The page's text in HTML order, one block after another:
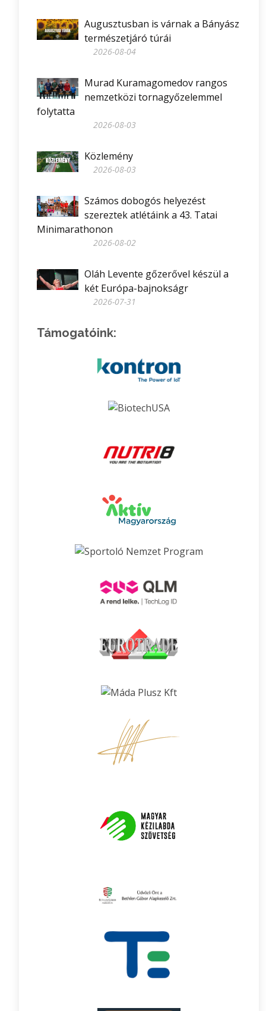
Augusztusban is várnak a Bányász
természetjáró túrái
2026-08-04
Murad Kuramagomedov rangos
nemzetközi tornagyőzelemmel
folytatta
2026-08-03
Közlemény
2026-08-03
Számos dobogós helyezést
szereztek atlétáink a 43. Tatai
Minimarathonon
2026-08-02
Oláh Levente gőzerővel készül a
két Európa-bajnokságr
2026-07-31
Támogatóink: